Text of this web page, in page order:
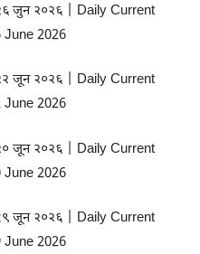
२६ जुन २०२६ | Daily Current
June 2026
२२ जून २०२६ | Daily Current
June 2026
२० जून २०२६ | Daily Current
June 2026
१९ जून २०२६ | Daily Current
June 2026